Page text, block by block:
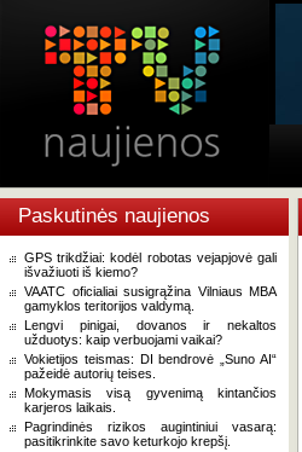
Paskutinės naujienos
GPS trikdžiai: kodėl robotas vejapjovė gali
išvažiuoti iš kiemo?
VAATC oficialiai susigrąžina Vilniaus MBA
gamyklos teritorijos valdymą.
Lengvi pinigai, dovanos ir nekaltos
užduotys: kaip verbuojami vaikai?
Vokietijos teismas: DI bendrovė „Suno AI“
pažeidė autorių teises.
Mokymasis visą gyvenimą kintančios
karjeros laikais.
Pagrindinės rizikos augintiniui vasarą:
pasitikrinkite savo keturkojo krepšį.